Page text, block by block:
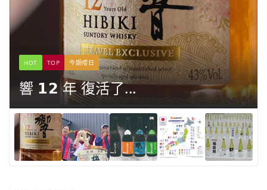
HOT TOP 今期嚐日
響 𝟭𝟮 年 復活了...